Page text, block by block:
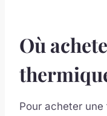
Où
Pour acheter